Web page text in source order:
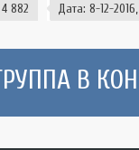
882 Дата: 8-12-2016,
В